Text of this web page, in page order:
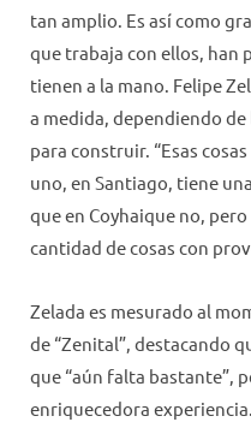
tan amplio. Es así como
que trabaja con ellos, han
tienen a la mano. Felipe
a medida, dependiendo
para construir. “Esas
uno, en Santiago, tiene
que en Coyhaique no,
cantidad de cosas con
Zelada es mesurado al
de “Zenital”, destacando
que “aún falta bastante”,
enriquecedora